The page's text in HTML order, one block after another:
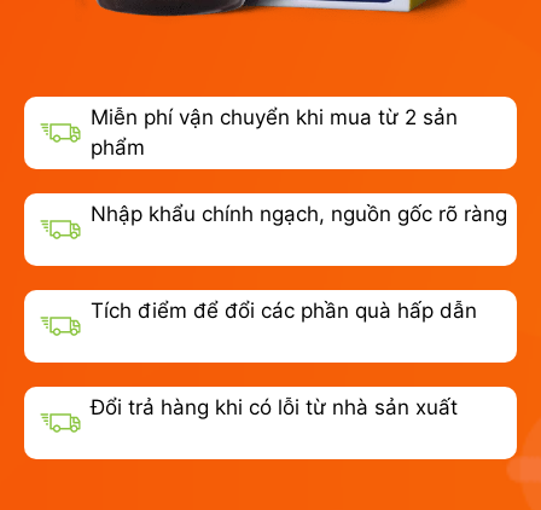
Miễn phí vận chuyển khi mua từ 2 sản
phẩm
Nhập khẩu chính ngạch, nguồn gốc rõ ràng
Tích điểm để đổi các phần quà hấp dẫn
Đổi trả hàng khi có lỗi từ nhà sản xuất